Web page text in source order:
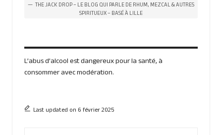
THE JACK DROP – LE BLOG QUI PARLE DE RHUM, MEZCAL & AUTRES
SPIRITUEUX – BASÉ À LILLE
L’abus d’alcool est dangereux pour la santé, à
consommer avec modération.
Last updated on 6 février 2025